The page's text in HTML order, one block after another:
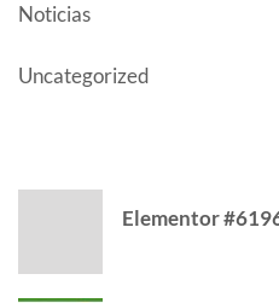
Noticias
Uncategorized
Elementor